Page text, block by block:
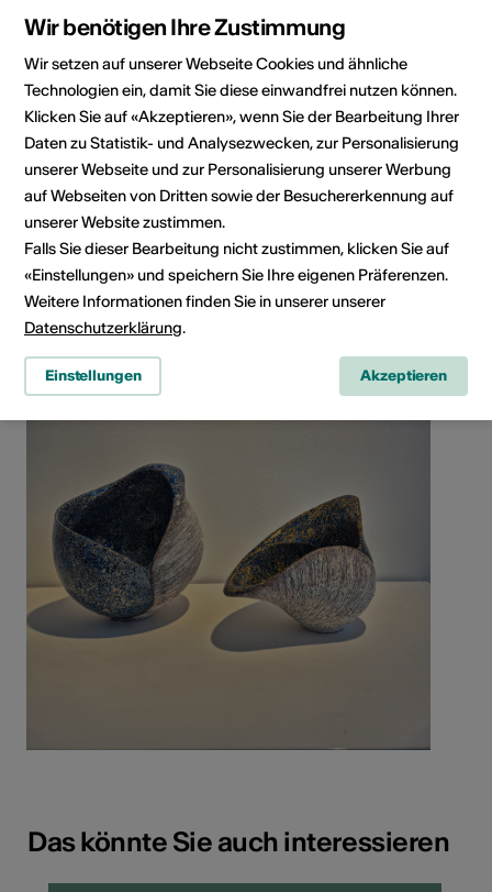
6, Rue de la poste, 1936 Verbier
Route planen
ÖV Fahrplan
Das könnte Sie auch interessieren
Wir benötigen Ihre Zustimmung
Wir setzen auf unserer Webseite Cookies und ähnliche
Technologien ein, damit Sie diese einwandfrei nutzen können.
Klicken Sie auf «Akzeptieren», wenn Sie der Bearbeitung Ihrer
Daten zu Statistik- und Analysezwecken, zur Personalisierung
unserer Webseite und zur Personalisierung unserer Werbung
auf Webseiten von Dritten sowie der Besuchererkennung auf
unserer Website zustimmen.
Falls Sie dieser Bearbeitung nicht zustimmen, klicken Sie auf
«Einstellungen» und speichern Sie Ihre eigenen Präferenzen.
Weitere Informationen finden Sie in unserer unserer
Datenschutzerklärung.
Einstellungen Akzeptieren